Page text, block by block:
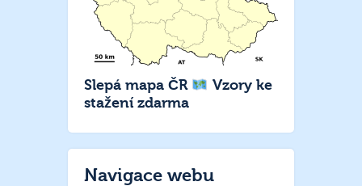
Slepá mapa ČR
Vzory ke
stažení zdarma
Navigace webu